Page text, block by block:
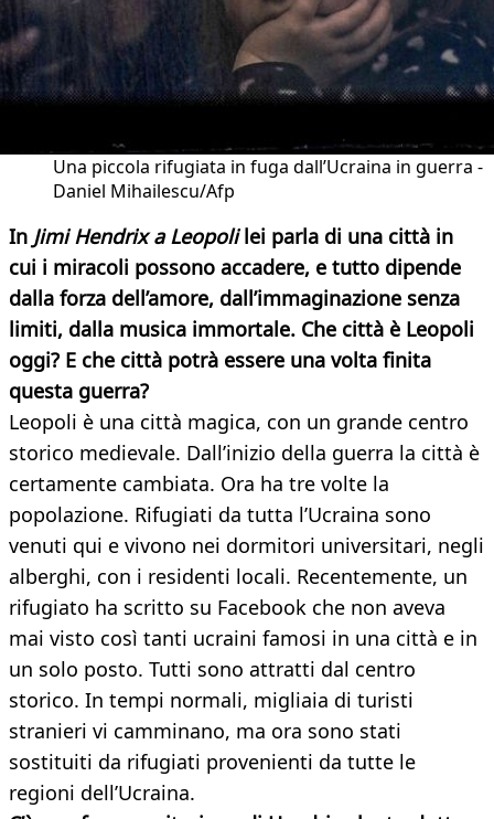
Una piccola rifugiata in fuga dall’Ucraina in guerra -
Daniel Mihailescu/Afp
In Jimi Hendrix a Leopoli lei parla di una città in
cui i miracoli possono accadere, e tutto dipende
dalla forza dell’amore, dall’immaginazione senza
limiti, dalla musica immortale. Che città è Leopoli
oggi? E che città potrà essere una volta finita
questa guerra?
Leopoli è una città magica, con un grande centro
storico medievale. Dall’inizio della guerra la città è
certamente cambiata. Ora ha tre volte la
popolazione. Rifugiati da tutta l’Ucraina sono
venuti qui e vivono nei dormitori universitari, negli
alberghi, con i residenti locali. Recentemente, un
rifugiato ha scritto su Facebook che non aveva
mai visto così tanti ucraini famosi in una città e in
un solo posto. Tutti sono attratti dal centro
storico. In tempi normali, migliaia di turisti
stranieri vi camminano, ma ora sono stati
sostituiti da rifugiati provenienti da tutte le
regioni dell’Ucraina.